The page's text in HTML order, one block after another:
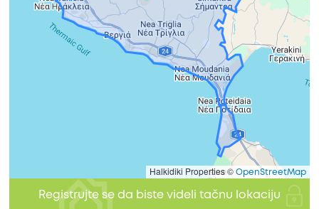
Halkidiki Properties © OpenStreetMap
Registrujte se da biste videli tačnu lokaciju